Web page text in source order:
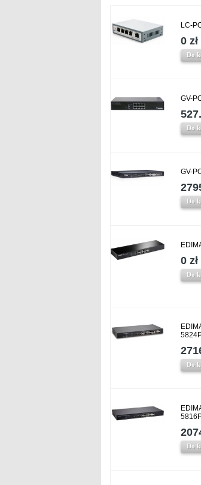
LC-
0 zł
Do
GV-
Do
GV-
Do
0 zł
Do
Do
Do